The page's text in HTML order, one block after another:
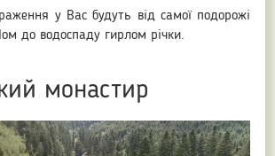
у Вас будуть від самої подорожі
до водоспаду гирлом річки.
монастир